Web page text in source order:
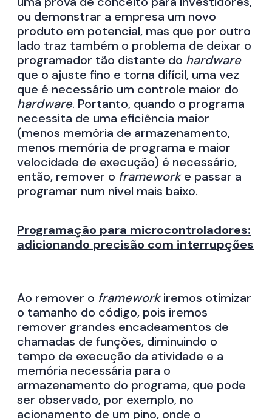
ou demonstrar a empresa um novo
produto em potencial, mas que por outro
lado traz também o problema de deixar o
programador tão distante do hardware
que o ajuste fino e torna difícil, uma vez
que é necessário um controle maior do
hardware. Portanto, quando o programa
necessita de uma eficiência maior
(menos memória de armazenamento,
menos memória de programa e maior
velocidade de execução) é necessário,
então, remover o frameworke passar a
programar num nível mais baixo.
Programação para microcontroladores:
adicionando precisão com interrupções
Ao remover o frameworkiremos otimizar
o tamanho do código, pois iremos
remover grandes encadeamentos de
chamadas de funções, diminuindo o
tempo de execução da atividade e a
memória necessária para o
armazenamento do programa, que pode
ser observado, por exemplo, no
acionamento de um pino, onde o